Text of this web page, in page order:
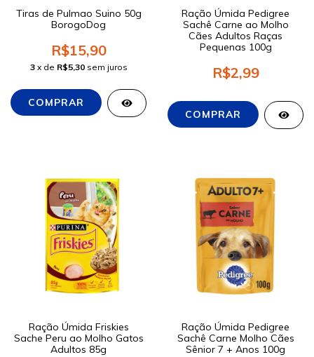
Tiras de Pulmao Suino 50g
BorogoDog
R$15,90
3 x de R$5,30 sem juros
Ração Úmida Pedigree
Sachê Carne ao Molho
Cães Adultos Raças
Pequenas 100g
R$2,99
Ração Úmida Friskies
Sache Peru ao Molho Gatos
Adultos 85g
Ração Úmida Pedigree
Sachê Carne Molho Cães
Sênior 7 + Anos 100g